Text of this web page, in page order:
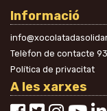
Informació
Telèfon de contacte
Política de privacitat
A les xarxes